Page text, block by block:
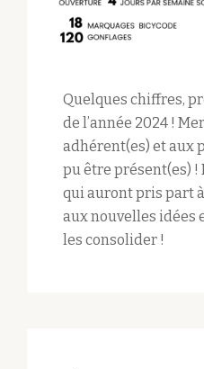
Quelques chiffres,
de l’année 2024 !
adhérent(es) et aux
pu être présent(es) !
qui auront pris part
aux nouvelles idées
les consolider !